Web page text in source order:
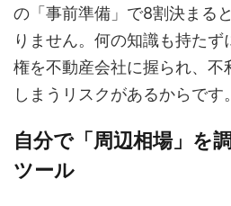
の「事前準備」で8割決まる
りません。何の知識も持た
権を不動産会社に握られ、不
しまうリスクがあるからです。
自分で「周辺相場」を
ツール